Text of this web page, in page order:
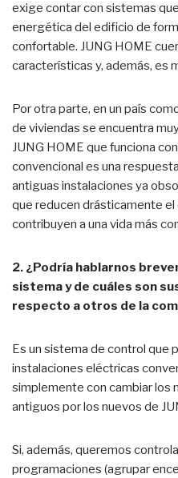
exige contar con sistemas
energética del edificio de
confortable. JUNG HOME
características y, además, es
Por otra parte, en un país
de viviendas se encuentra
JUNG HOME que funciona
convencional es una
antiguas instalaciones ya
que reducen drásticamente
contribuyen a una vida más
2. ¿Podría hablarnos
sistema y de cuáles son
respecto a otros de la
Es un sistema de control que
instalaciones eléctricas
simplemente con cambiar los
antiguos por los nuevos de
Si, además, queremos
programaciones (agrupar